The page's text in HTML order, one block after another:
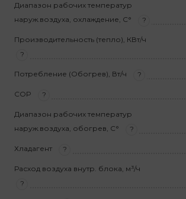
Диапазон рабочих температур
наруж.воздуха, охлаждение, С°
?
Производительность (тепло), КВт/ч
?
Потребление (Обогрев), Вт/ч ?
COP ?
Диапазон рабочих температур
наруж.воздуха, обогрев, С°
?
Хладагент ?
Расход воздуха внутр. блока, м³/ч
?